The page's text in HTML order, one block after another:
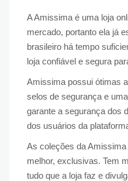
A Amissima é uma loja
mercado, portanto ela já
brasileiro há tempo
loja confiável e segura
Amissima possui ótimas
selos de segurança e
garante a segurança dos
dos usuários da
As coleções da
melhor, exclusivas. Tem
tudo que a loja faz e